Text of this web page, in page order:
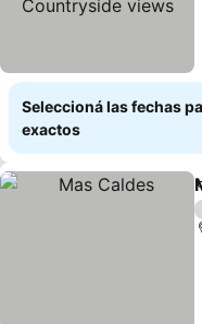
Seleccioná las fechas
exactos